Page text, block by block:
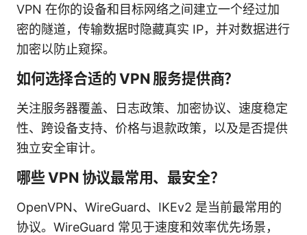
VPN 在你的设备和目标网络之间建立一个经过加
密的隧道，传输数据时隐藏真实 IP，并对数据进行
加密以防止窥探。
如何选择合适的 VPN 服务提供商？
关注服务器覆盖、日志政策、加密协议、速度稳定
性、跨设备支持、价格与退款政策，以及是否提供
独立安全审计。
哪些 VPN 协议最常用、最安全？
OpenVPN、WireGuard、IKEv2 是当前最常用的
协议。WireGuard 常见于速度和效率优先场景，